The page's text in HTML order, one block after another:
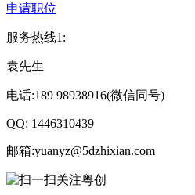
申请职位
服务热线1:
袁先生
电话:189 98938916(微信同号)
QQ: 1446310439
邮箱:yuanyz@5dzhixian.com